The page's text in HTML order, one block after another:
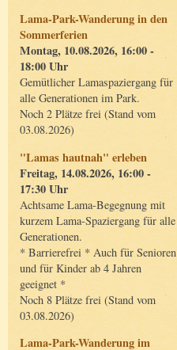
Lama-Park-Wanderung in den
Sommerferien
Montag, 10.08.2026, 16:00 -
18:00 Uhr
Gemütlicher Lamaspaziergang für
alle Generationen im Park.
Noch 2 Plätze frei (Stand vom
03.08.2026)
"Lamas hautnah" erleben
Freitag, 14.08.2026, 16:00 -
17:30 Uhr
Achtsame Lama-Begegnung mit
kurzem Lama-Spaziergang für alle
Generationen.
* Barrierefrei * Auch für Senioren
und für Kinder ab 4 Jahren
geeignet *
Noch 8 Plätze frei (Stand vom
03.08.2026)
Lama-Park-Wanderung im